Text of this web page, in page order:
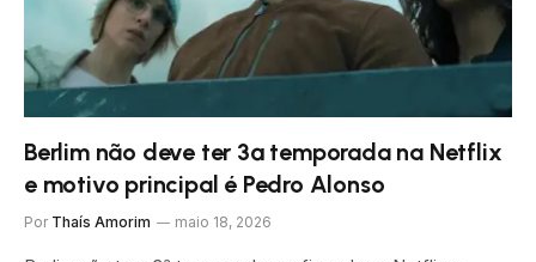
Berlim não deve ter 3ª temporada na Netflix
e motivo principal é Pedro Alonso
Por Thaís Amorim maio 18, 2026